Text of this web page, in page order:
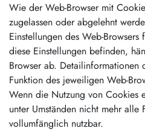
Wie der Web-Browser mit
zugelassen oder abgelehnt
Einstellungen des Web-
diese Einstellungen befinden,
Browser ab. Detailinformationen
Funktion des jeweiligen Web-
Wenn die Nutzung von Cookies
unter Umständen nicht mehr alle
vollumfänglich nutzbar.